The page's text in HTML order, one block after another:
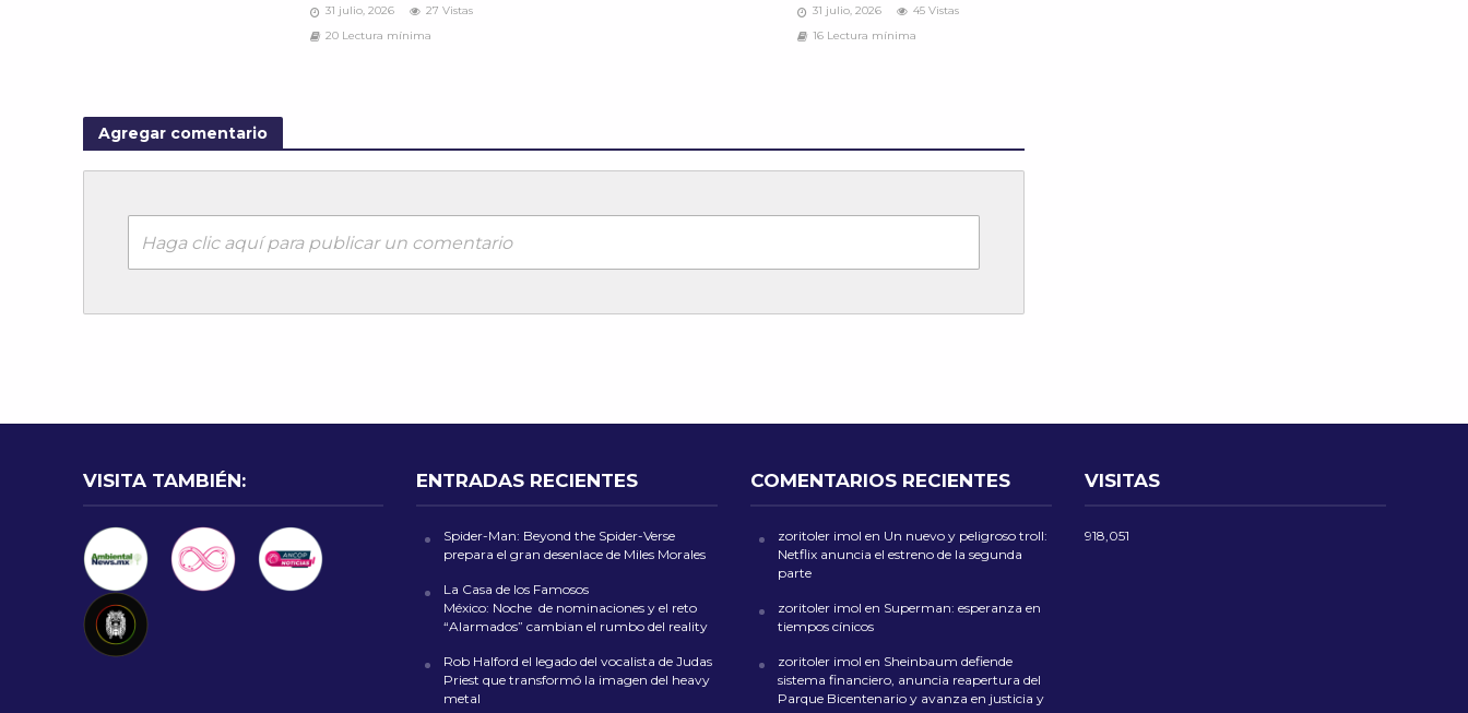
31 julio, 2026
27 Vistas
20 Lectura mínima
31 julio, 2026
45 Vistas
16 Lectura mínima
Agregar comentario
Haga clic aquí para publicar un comentario
VISITA TAMBIÉN: ENTRADAS RECIENTES
Spider-Man: Beyond the Spider-Verse
prepara el gran desenlace de Miles Morales
La Casa de los Famosos
México: Noche de nominaciones y el reto
“Alarmados” cambian el rumbo del reality
Rob Halford el legado del vocalista de Judas
Priest que transformó la imagen del heavy
metal
COMENTARIOS RECIENTES
zoritoler imol en Un nuevo y peligroso troll:
Netflix anuncia el estreno de la segunda
parte
zoritoler imol en Superman: esperanza en
tiempos cínicos
zoritoler imol en Sheinbaum defiende
sistema financiero, anuncia reapertura del
Parque Bicentenario y avanza en justicia y
VISITAS
918,051